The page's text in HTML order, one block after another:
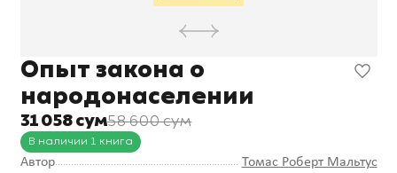
Опыт закона о
народонаселении
31 058 сум58 600 сум
В наличии 1 книга
Автор
Томас Роберт Мальтус